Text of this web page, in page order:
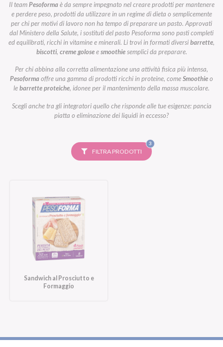
Il teamPesoformaè da sempre impegnato nel creare prodotti per mantenere
e perdere peso, prodotti da utilizzare in un regime di dieta o semplicemente
per chi per motivi di lavoro non ha tempo di preparare un pasto. Approvati
dal Ministero della Salute, i sostituti del pasto Pesoforma sono pasti completi
ed equilibrati, ricchi in vitamine e minerali. Li trovi in formati diversibarrette,
biscotti, creme goloseesmoothiesemplici da preparare.
Per chi abbina alla corretta alimentazione una attività fisica più intensa,
Pesoformaoffre una gamma di prodotti ricchi in proteine, comeSmoothieo
lebarrette proteiche, idonee per il mantenimento della massa muscolare.
Scegli anche tra gli integratori quello che risponde alle tue esigenze: pancia
piatta o eliminazione dei liquidi in eccesso?
FILTRA PRODOTTI
3FILTRI
SELEZIONATI
Sandwich al Prosciutto e
Formaggio